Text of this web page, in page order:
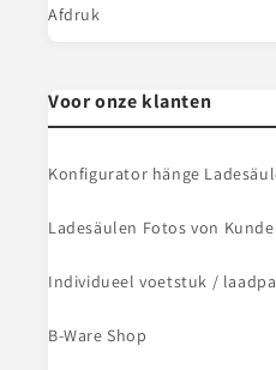
Afdruk
Voor onze klanten
Konfigurator hänge
Ladesäulen Fotos von
Individueel voetstuk /
B-Ware Shop